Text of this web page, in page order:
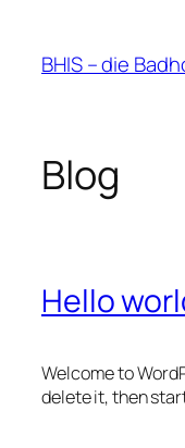
springen
BHIS – die
Blog
Hello
Welcome to
delete it, then